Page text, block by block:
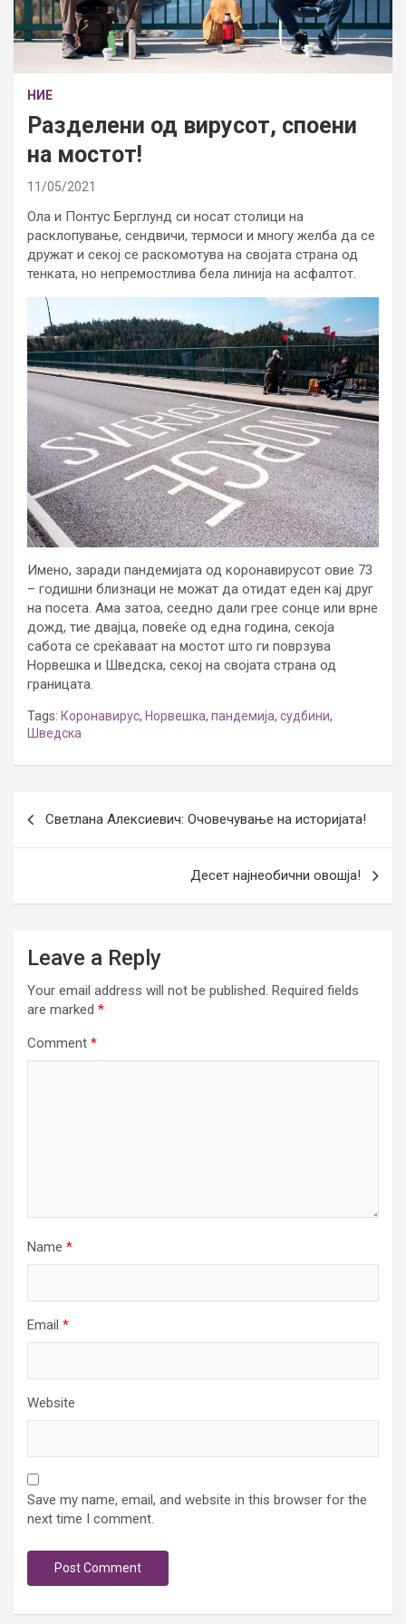
НИЕ
Разделени од вирусот, споени
на мостот!
11/05/2021
Ола и Понтус Берглунд си носат столици на
расклопување, сендвичи, термоси и многу желба да се
дружат и секој се раскомотува на својата страна од
тенката, но непремостлива бела линија на асфалтот.
Имено, заради пандемијата од коронавирусот овие 73
– годишни близнаци не можат да отидат еден кај друг
на посета. Ама затоа, сеедно дали грее сонце или врне
дожд, тие двајца, повеќе од една година, секоја
сабота се среќаваат на мостот што ги поврзува
Норвешка и Шведска, секој на својата страна од
границата.
Tags: Коронавирус, Норвешка, пандемија, судбини,
Шведска
Светлана Алексиевич: Очовечување на историјата!
Десет најнеобични овошја!
Leave a Reply
Your email address will not be published. Required fields
are marked *
Comment *
Name *
Email *
Website
Save my name, email, and website in this browser for the
next time I comment.